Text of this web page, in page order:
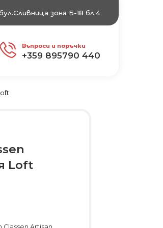
зона Б-18 бл.4
Въпроси и поръчки
+359 895790 440
Loft